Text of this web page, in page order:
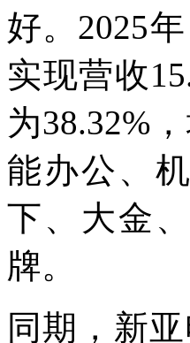
好。2025
实现营收
为38.32%
能办公、
下、大金
牌。
同期，新